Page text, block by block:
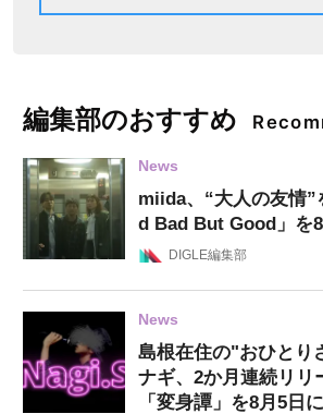
編集部のおすすめ
News
miida、“大人の友情”
d Bad But Good」を
DIGLE編集部
News
島根在住の"おひとり
ナギ、2か月連続リリ
「変身譚」を8月5日